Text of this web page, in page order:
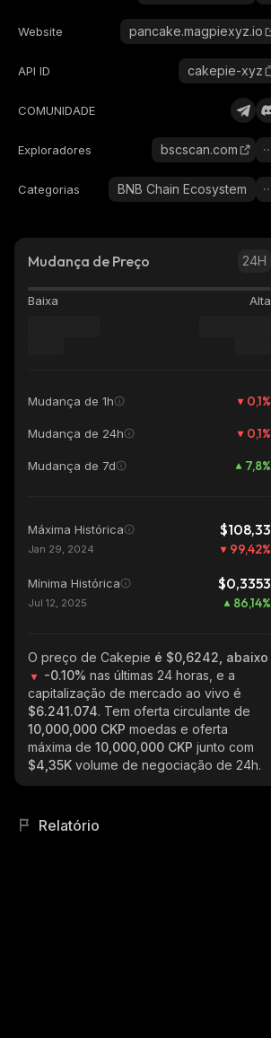
Website pancake.magpiexyz.io
API ID cakepie-xyz
COMUNIDADE
Exploradores bscscan.com
Categorias BNB Chain Ecosystem
Mudança de Preço 24H
Baixa Alta
Mudança de 1h 0,1%
Mudança de 24h 0,1%
Mudança de 7d 7,8%
Máxima Histórica $108,33
Jan 29, 2024 99,42%
Mínima Histórica $0,3353
Jul 12, 2025 86,14%
O preço de Cakepie é $0,6242, abaixo
-0.10% nas últimas 24 horas, e a
capitalização de mercado ao vivo é
$6.241.074. Tem oferta circulante de
10,000,000 CKP moedas e oferta
máxima de 10,000,000 CKP junto com
$4,35K volume de negociação de 24h.
Relatório